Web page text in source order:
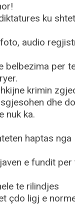
ku
audio
belbezima per
krimin
dhe
nuk ka.
haptas nga
e fundit per
te rilindjes
çdo ligj e